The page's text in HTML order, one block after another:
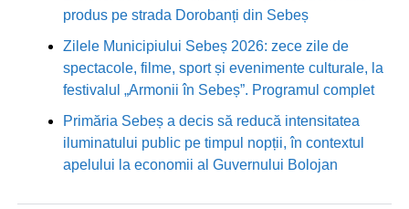
produs pe strada Dorobanți din Sebeș
Zilele Municipiului Sebeș 2026: zece zile de
spectacole, filme, sport și evenimente culturale, la
festivalul „Armonii în Sebeș”. Programul complet
Primăria Sebeș a decis să reducă intensitatea
iluminatului public pe timpul nopții, în contextul
apelului la economii al Guvernului Bolojan